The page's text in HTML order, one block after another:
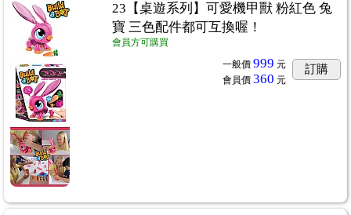
23【桌遊系列】可愛機甲獸 粉紅色 兔
寶 三色配件都可互換喔！
會員方可購買
一般價 999 元
會員價 360 元
訂購